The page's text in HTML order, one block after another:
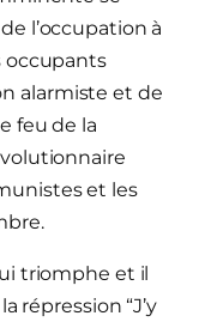
l’occupation à
occupants
alarmiste et de
feu de la
et les
triomphe et il
répression “J’y